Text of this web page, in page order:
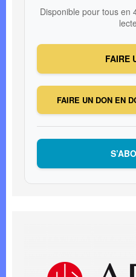
Disponible pour tous en
FAIRE
FAIRE UN DON EN